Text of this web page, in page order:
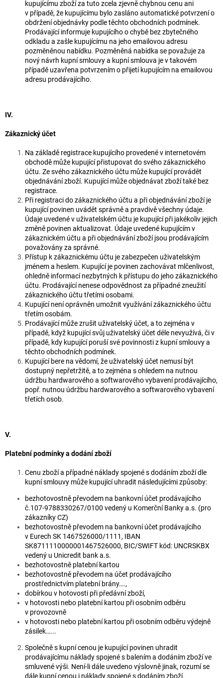
kupujícímu zboží za tuto zcela zjevně chybnou cenu ani
v případě, že kupujícímu bylo zasláno automatické potvrzení o
obdržení objednávky podle těchto obchodních podmínek.
Prodávající informuje kupujícího o chybě bez zbytečného
odkladu a zašle kupujícímu na jeho emailovou adresu
pozměněnou nabídku. Pozměněná nabídka se považuje za
nový návrh kupní smlouvy a kupní smlouva je v takovém
případě uzavřena potvrzením o přijetí kupujícím na emailovou
adresu prodávajícího.
IV.
Zákaznický účet
Na základě registrace kupujícího provedené v internetovém
obchodě může kupující přistupovat do svého zákaznického
účtu. Ze svého zákaznického účtu může kupující provádět
objednávání zboží. Kupující může objednávat zboží také bez
registrace.
Při registraci do zákaznického účtu a při objednávání zboží je
kupující povinen uvádět správně a pravdivě všechny údaje.
Údaje uvedené v uživatelském účtu je kupující při jakékoliv jejich
změně povinen aktualizovat. Údaje uvedené kupujícím v
zákaznickém účtu a při objednávání zboží jsou prodávajícím
považovány za správné.
Přístup k zákaznickému účtu je zabezpečen uživatelským
jménem a heslem. Kupující je povinen zachovávat mlčenlivost,
ohledně informací nezbytných k přístupu do jeho zákaznického
účtu. Prodávající nenese odpovědnost za případné zneužití
zákaznického účtu třetími osobami.
Kupující není oprávněn umožnit využívání zákaznického účtu
třetím osobám.
Prodávající může zrušit uživatelský účet, a to zejména v
případě, když kupující svůj uživatelský účet déle nevyužívá, či v
případě, kdy kupující poruší své povinnosti z kupní smlouvy a
těchto obchodních podmínek.
Kupující bere na vědomí, že uživatelský účet nemusí být
dostupný nepřetržitě, a to zejména s ohledem na nutnou
údržbu hardwarového a softwarového vybavení prodávajícího,
popř. nutnou údržbu hardwarového a softwarového vybavení
třetích osob.
V.
Platební podmínky a dodání zboží
Cenu zboží a případné náklady spojené s dodáním zboží dle
kupní smlouvy může kupující uhradit následujícími způsoby:
bezhotovostně převodem na bankovní účet prodávajícího
č.107-9788330267/0100 vedený u Komerční Banky a.s. (pro
zákazníky CZ)
bezhotovostně převodem na bankovní účet prodávajícího
v Eurech SK 1467526000/1111, IBAN
SK8711110000001467526000, BIC/SWIFT kód: UNCRSKBX
vedený u Unicredit bank a.s.
bezhotovostně platební kartou
bezhotovostně převodem na účet prodávajícího
prostřednictvím platební brány….,
dobírkou v hotovosti při předávní zboží,
v hotovosti nebo platební kartou při osobním odběru
v provozovně
v hotovosti nebo platební kartou při osobním odběru výdejně
zásilek…...
Společně s kupní cenou je kupující povinen uhradit
prodávajícímu náklady spojené s balením a dodáním zboží ve
smluvené výši. Není-li dále uvedeno výslovně jinak, rozumí se
dále kupní cenou i náklady spojené s dodáním zboží.